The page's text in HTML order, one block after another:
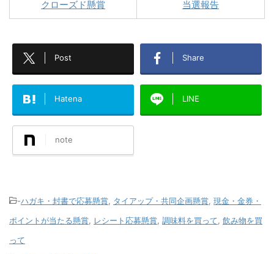
クローズド懸賞 当選報告
Post Share
Hatena LINE
note
-ハガキ・封書で応募懸賞 タイアップ・共同企画懸賞 現金・金券・
ポイントが当たる懸賞
レシート応募懸賞 調味料を買って 飲み物を買
って